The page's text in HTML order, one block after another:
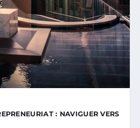
: NAVIGUER VERS